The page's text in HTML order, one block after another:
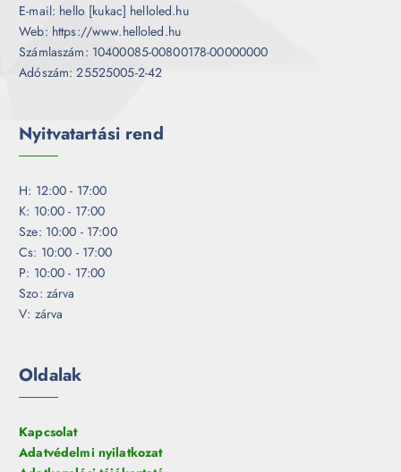
E-mail: hello [kukac] helloled.hu
Web: https://www.helloled.hu
Számlaszám: 10400085-00800178-00000000
Adószám: 25525005-2-42
Nyitvatartási rend
H: 12:00 - 17:00
K: 10:00 - 17:00
Sze: 10:00 - 17:00
Cs: 10:00 - 17:00
P: 10:00 - 17:00
Szo: zárva
V: zárva
Oldalak
Kapcsolat
Adatvédelmi nyilatkozat